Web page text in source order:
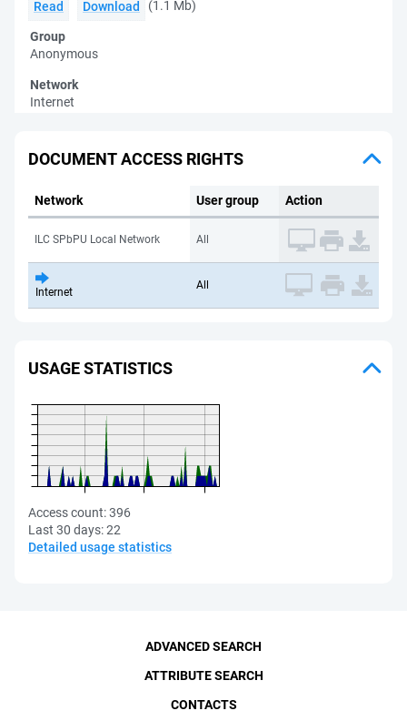
Read Download (1.1 Mb)
Group
Anonymous
Network
Internet
DOCUMENT ACCESS RIGHTS
Network User group Action
ILC SPbPU Local Network All
Internet
All
USAGE STATISTICS
Access count:396
Last 30 days:22
Detailed usage statistics
ADVANCED SEARCH
ATTRIBUTE SEARCH
CONTACTS